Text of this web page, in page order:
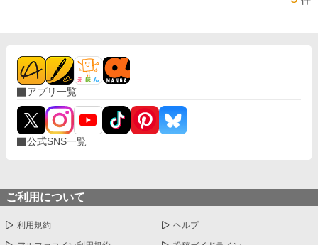
アプリ一覧
公式SNS一覧
ご利用について
利用規約 ヘルプ